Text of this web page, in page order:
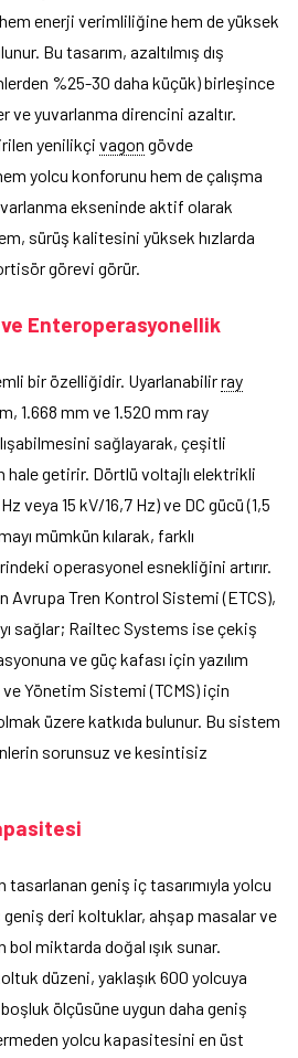
enerji verimliliğine hem de yüksek
Bu tasarım, azaltılmış dış
%25-30 daha küçük) birleşince
ve yuvarlanma direncini azaltır.
yenilikçi vagon gövde
yolcu konforunu hem de çalışma
ekseninde aktif olarak
sürüş kalitesini yüksek hızlarda
görevi görür.
Enteroperasyonellik
bir özelliğidir. Uyarlanabilirray
1.668 mm ve 1.520 mm ray
sağlayarak, çeşitli
hale getirir. Dörtlü voltajlı elektrikli
veya 15 kV/16,7 Hz) ve DC gücü (1,5
mümkün kılarak, farklı
operasyonel esnekliğini artırır.
Avrupa Tren Kontrol Sistemi (ETCS),
sağlar; Railtec Systems ise çekiş
ve güç kafası için yazılım
Yönetim Sistemi (TCMS) için
üzere katkıda bulunur. Bu sistem
sorunsuz ve kesintisiz
tasarlanan geniş iç tasarımıyla yolcu
deri koltuklar, ahşap masalar ve
miktarda doğal ışık sunar.
düzeni, yaklaşık 600 yolcuya
ölçüsüne uygun daha geniş
yolcu kapasitesini en üst